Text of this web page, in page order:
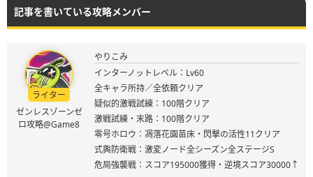
記事を書いている攻略メンバー
ライター
ゼンレスゾーンゼ
ロ攻略@Game8
やりこみ
インターノットレベル：Lv60
全キャラ所持／全依頼クリア
疑似的激戦試練：100階クリア
激戦試練・末路：100階クリア
零号ホロウ：凋落花園苗床・閃撃の活性11クリア
式輿防衛戦：激変ノード全シーズン全ステージS
危局強襲戦：スコア195000獲得・逆境スコア30000↑